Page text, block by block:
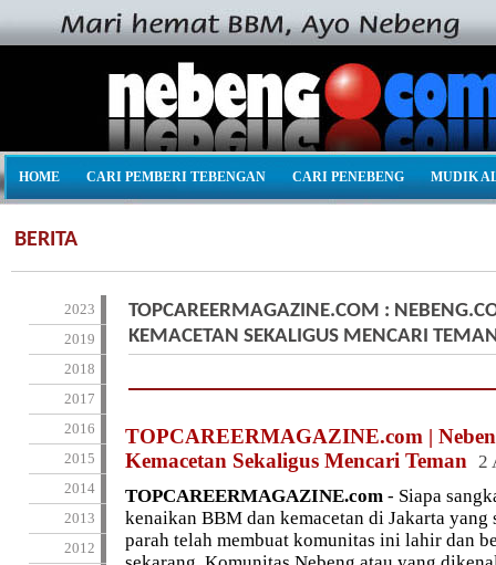
HOME CARI PEMBERI TEBENGAN CARI PENEBENG MUDIK
BERITA
2023
2019
2018
2017
2016
2015
2014
2013
2012
TOPCAREERMAGAZINE.COM :
KEMACETAN SEKALIGUS MENCARI
TOPCAREERMAGAZINE.com |
Kemacetan Sekaligus Mencari Teman 2
TOPCAREERMAGAZINE.com - Siapa
kenaikan BBM dan kemacetan di Jakarta yang
parah telah membuat komunitas ini lahir dan